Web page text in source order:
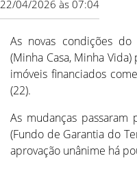
22/04/2026 às 07:04
As novas condições
(Minha Casa, Minha
imóveis financiados
(22).
As mudanças passaram
(Fundo de Garantia do
aprovação unânime há